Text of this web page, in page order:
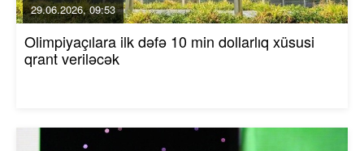
29.06.2026, 09:53
Olimpiyaçılara ilk dəfə 10 min dollarlıq xüsusi
qrant veriləcək